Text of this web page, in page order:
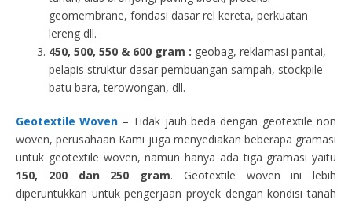
geomembrane, fondasi dasar rel kereta, perkuatan
lereng dll.
450, 500, 550 & 600 gram : geobag, reklamasi pantai,
pelapis struktur dasar pembuangan sampah, stockpile
batu bara, terowongan, dll.
Geotextile Woven – Tidak jauh beda dengan geotextile non
woven, perusahaan Kami juga menyediakan beberapa gramasi
untuk geotextile woven, namun hanya ada tiga gramasi yaitu
150, 200 dan 250 gram. Geotextile woven ini lebih
diperuntukkan untuk pengerjaan proyek dengan kondisi tanah